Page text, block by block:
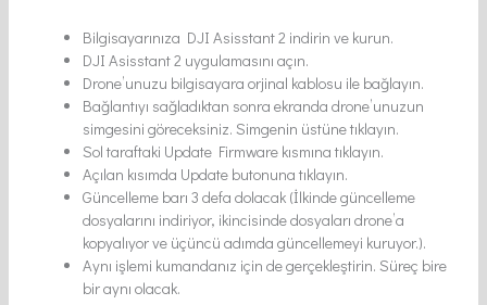
Bilgisayarınıza DJI Asisstant 2 indirin ve kurun.
DJI Asisstant 2 uygulamasını açın.
Drone’unuzu bilgisayara orjinal kablosu ile bağlayın.
Bağlantıyı sağladıktan sonra ekranda drone’unuzun
simgesini göreceksiniz. Simgenin üstüne tıklayın.
Sol taraftaki Update Firmware kısmına tıklayın.
Açılan kısımda Update butonuna tıklayın.
Güncelleme barı 3 defa dolacak (İlkinde güncelleme
dosyalarını indiriyor, ikincisinde dosyaları drone’a
kopyalıyor ve üçüncü adımda güncellemeyi kuruyor.).
Aynı işlemi kumandanız için de gerçekleştirin. Süreç bire
bir aynı olacak.